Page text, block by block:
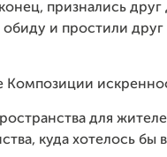
признались друг
и простили друг
Композиции
для
куда хотелось бы